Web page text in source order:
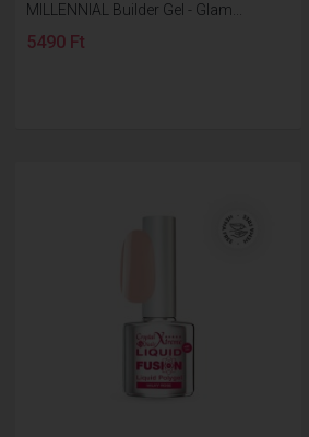
MILLENNIAL Builder Gel - Glam...
5490 Ft